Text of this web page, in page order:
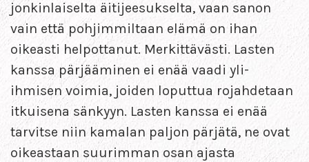
jonkinlaiselta äitijeesukselta, vaan sanon
vain että pohjimmiltaan elämä on ihan
oikeasti helpottanut. Merkittävästi. Lasten
kanssa pärjääminen ei enää vaadi yli-
ihmisen voimia, joiden loputtua rojahdetaan
itkuisena sänkyyn. Lasten kanssa ei enää
tarvitse niin kamalan paljon pärjätä, ne ovat
oikeastaan suurimman osan ajasta